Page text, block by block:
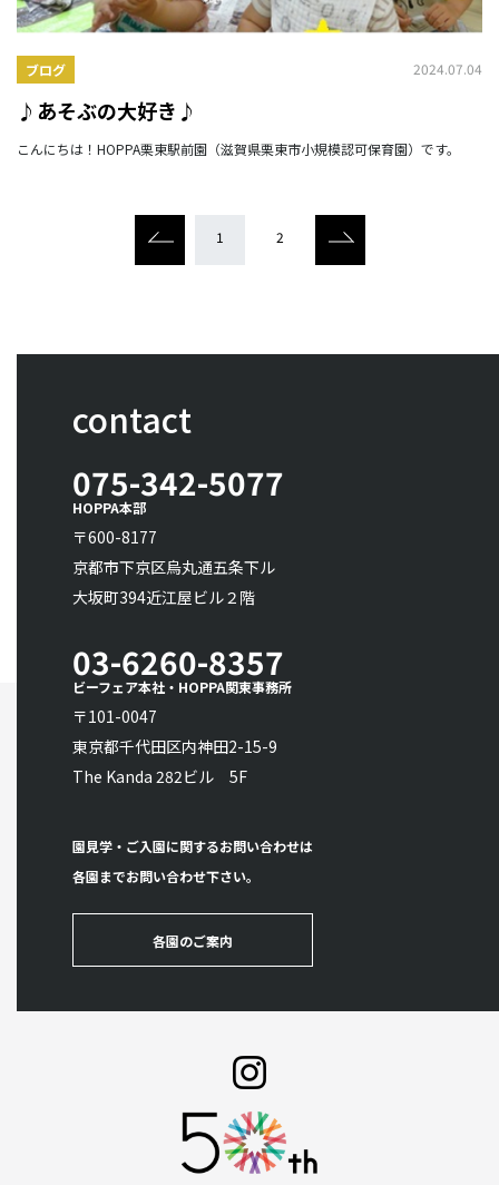
ブログ 2024.07.04
♪あそぶの大好き♪
こんにちは！HOPPA栗東駅前園（滋賀県栗東市小規模認可保育園）です。
1 2
contact
075-342-5077
HOPPA本部
〒600-8177
京都市下京区烏丸通五条下ル
大坂町394近江屋ビル２階
03-6260-8357
ビーフェア本社・HOPPA関東事務所
〒101-0047
東京都千代田区内神田2-15-9
The Kanda 282ビル 5F
園見学・ご入園に関するお問い合わせは
各園までお問い合わせ下さい。
各園のご案内